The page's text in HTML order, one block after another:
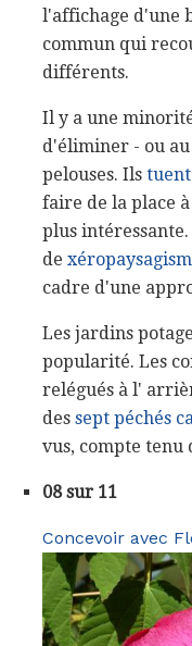
l'affichage d'une
commun qui
différents.
Il y a une
d'éliminer - ou
pelouses. Ils tuent
faire de la place
plus
de
cadre d'une
Les jardins
popularité. Les
relégués à l'
des sept péchés
vus, compte tenu
08 sur 11
Concevoir avec